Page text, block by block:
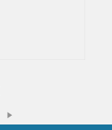
Suivant